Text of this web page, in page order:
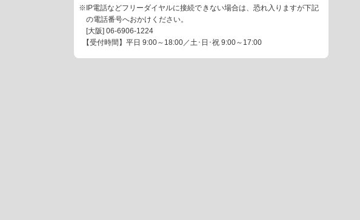
※IP電話などフリーダイヤルに接続できない場合は、恐れ入りますが下記
の電話番号へおかけください。
[大阪] 06-6906-1224
【受付時間】平日 9:00～18:00／土･日･祝 9:00～17:00